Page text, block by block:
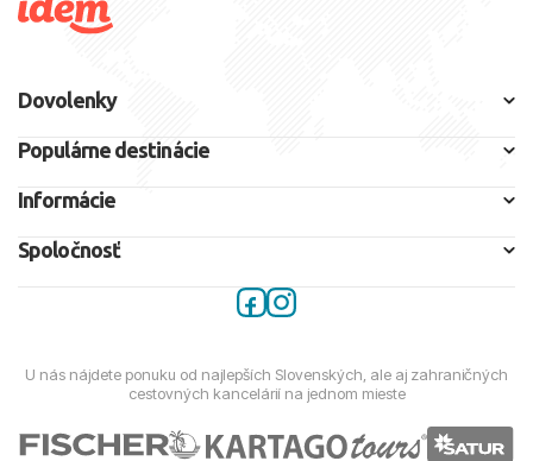
Dovolenky
Populárne destinácie
Informácie
Spoločnosť
U nás nájdete ponuku od najlepších Slovenských, ale aj zahraničných
cestovných kancelárií na jednom mieste